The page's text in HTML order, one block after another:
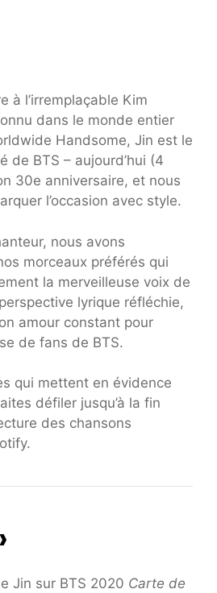
à l’irremplaçable Kim
dans le monde entier
Handsome, Jin est le
de BTS – aujourd’hui (4
30e anniversaire, et nous
l’occasion avec style.
nous avons
morceaux préférés qui
la merveilleuse voix de
lyrique réfléchie,
amour constant pour
de fans de BTS.
qui mettent en évidence
défiler jusqu’à la fin
des chansons
Jin sur BTS 2020 Carte de